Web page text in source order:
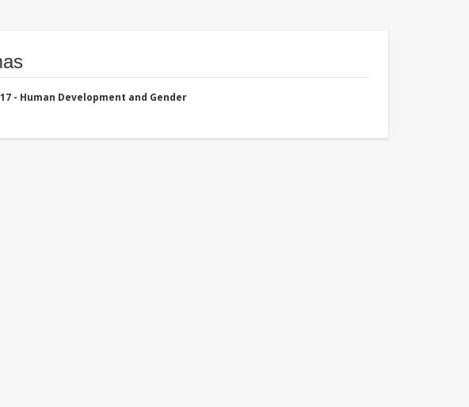
- Human Development and Gender